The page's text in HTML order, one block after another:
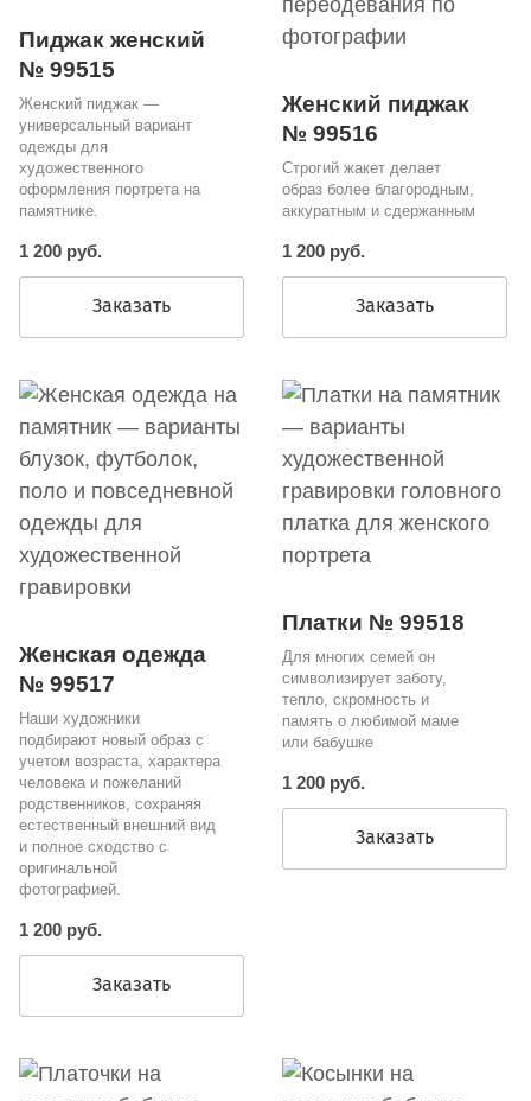
Пиджак женский
№ 99515
Женский пиджак —
универсальный вариант
одежды для
художественного
оформления портрета на
памятнике.
1 200 руб.
Заказать
Женский пиджак
№ 99516
Строгий жакет делает
образ более благородным,
аккуратным и сдержанным
1 200 руб.
Заказать
Женская одежда
№ 99517
Наши художники
подбирают новый образ с
учетом возраста, характера
человека и пожеланий
родственников, сохраняя
естественный внешний вид
и полное сходство с
оригинальной
фотографией.
1 200 руб.
Заказать
Платки № 99518
Для многих семей он
символизирует заботу,
тепло, скромность и
память о любимой маме
или бабушке
1 200 руб.
Заказать